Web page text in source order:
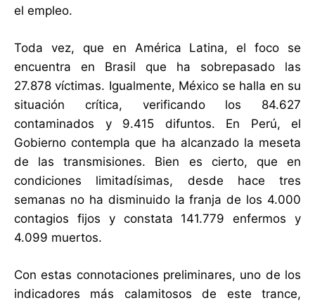
el empleo.
Toda vez, que en América Latina, el foco se
encuentra en Brasil que ha sobrepasado las
27.878 víctimas. Igualmente, México se halla en su
situación crítica, verificando los 84.627
contaminados y 9.415 difuntos. En Perú, el
Gobierno contempla que ha alcanzado la meseta
de las transmisiones. Bien es cierto, que en
condiciones limitadísimas, desde hace tres
semanas no ha disminuido la franja de los 4.000
contagios fijos y constata 141.779 enfermos y
4.099 muertos.
Con estas connotaciones preliminares, uno de los
indicadores más calamitosos de este trance,